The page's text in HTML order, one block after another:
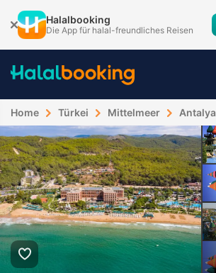
Halalbooking
Die App für halal-freundliches Reisen
Home Türkei Mittelmeer Antalya